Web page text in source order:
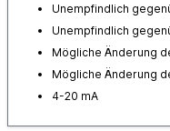
Unempfindlich
Unempfindlich
Mögliche Änderung
Mögliche Änderung
4-20 mA